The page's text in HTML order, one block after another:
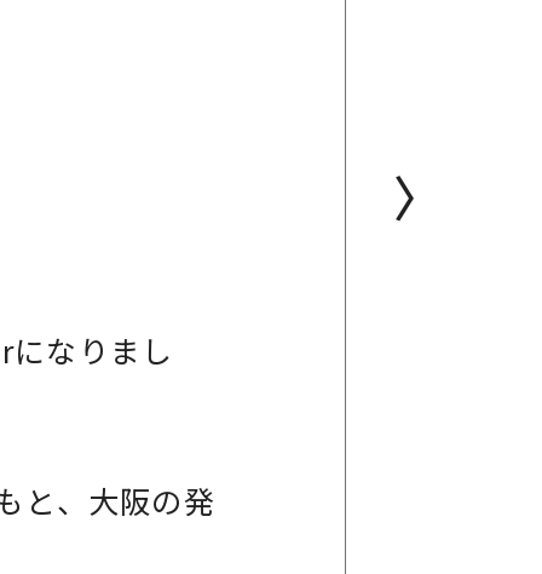
なりまし
と、大阪の発
〉